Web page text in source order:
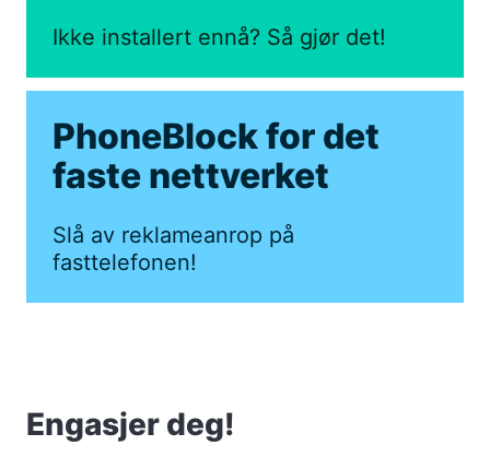
Ikke installert ennå? Så gjør det!
PhoneBlock for det
faste nettverket
Slå av reklameanrop på
fasttelefonen!
Engasjer deg!